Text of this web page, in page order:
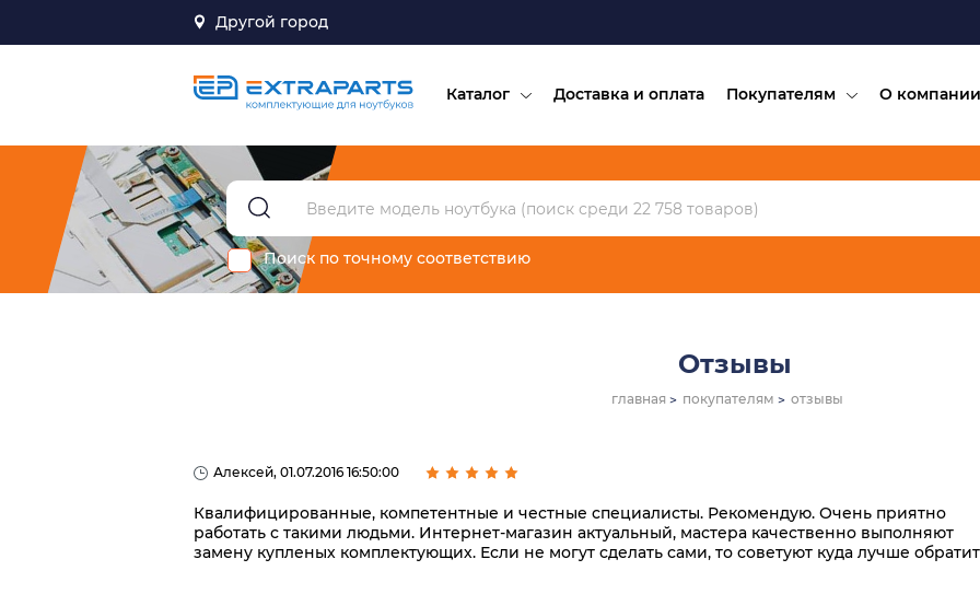
Другой город
Каталог Доставка и оплата Покупателям О компании
Поиск по точному соответствию
Отзывы
главная покупателям отзывы
Алексей, 01.07.2016 16:50:00
Квалифицированные, компетентные и честные специалисты. Рекомендую. Очень приятно
работать с такими людьми. Интернет-магазин актуальный, мастера качественно выполняют
замену купленых комплектующих. Если не могут сделать сами, то советуют куда лучше